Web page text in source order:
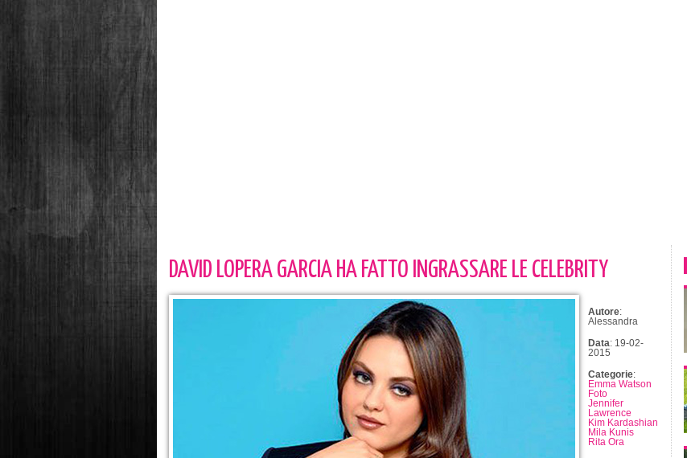
DAVID LOPERA GARCIA HA FATTO INGRASSARE LE CELEBRITY
Autore:
Alessandra
Data: 19-02-
2015
Categorie:
Emma Watson
Foto
Jennifer
Lawrence
Kim Kardashian
Mila Kunis
Rita Ora